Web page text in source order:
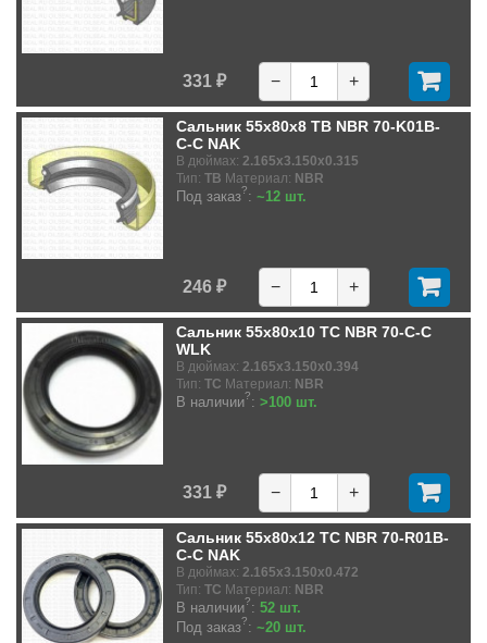
331 ₽ − +
Сальник 55x80x8 TB NBR 70-K01B-
C-C NAK
В дюймах: 2.165x3.150x0.315
Тип: TB Материал: NBR
Под заказ?: ~12 шт.
246 ₽ − +
Сальник 55x80x10 TC NBR 70-C-C
WLK
В дюймах: 2.165x3.150x0.394
Тип: TC Материал: NBR
В наличии?: >100 шт.
331 ₽ − +
Сальник 55x80x12 TC NBR 70-R01B-
C-C NAK
В дюймах: 2.165x3.150x0.472
Тип: TC Материал: NBR
В наличии?: 52 шт.
Под заказ?: ~20 шт.